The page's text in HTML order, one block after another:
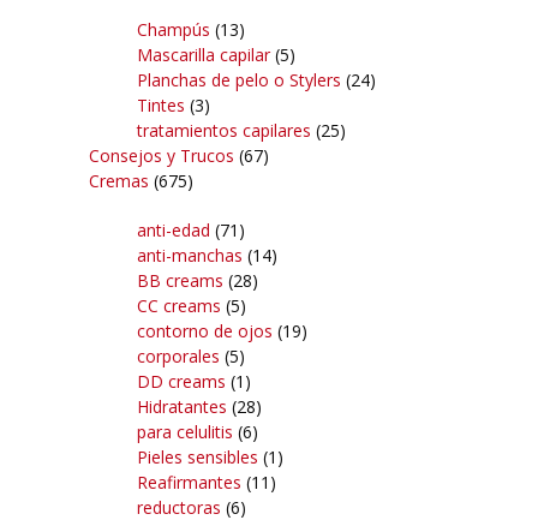
Champús (13)
Mascarilla capilar(5)
Planchas de pelo o Stylers (24)
Tintes (3)
tratamientos capilares (25)
Consejos y Trucos (67)
Cremas (675)
anti-edad (71)
anti-manchas (14)
BB creams (28)
CC creams (5)
contorno de ojos (19)
corporales (5)
DD creams (1)
Hidratantes (28)
para celulitis (6)
Pieles sensibles (1)
Reafirmantes (11)
reductoras (6)